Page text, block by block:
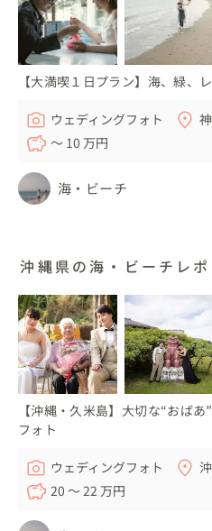
【大満喫１日プラン】海、緑、
ウェディングフォト
〜 10 万円
海・ビーチ
沖縄県の海・ビーチレポ
【沖縄・久米島】大切な“おば
フォト
ウェディングフォト
20 〜 22 万円